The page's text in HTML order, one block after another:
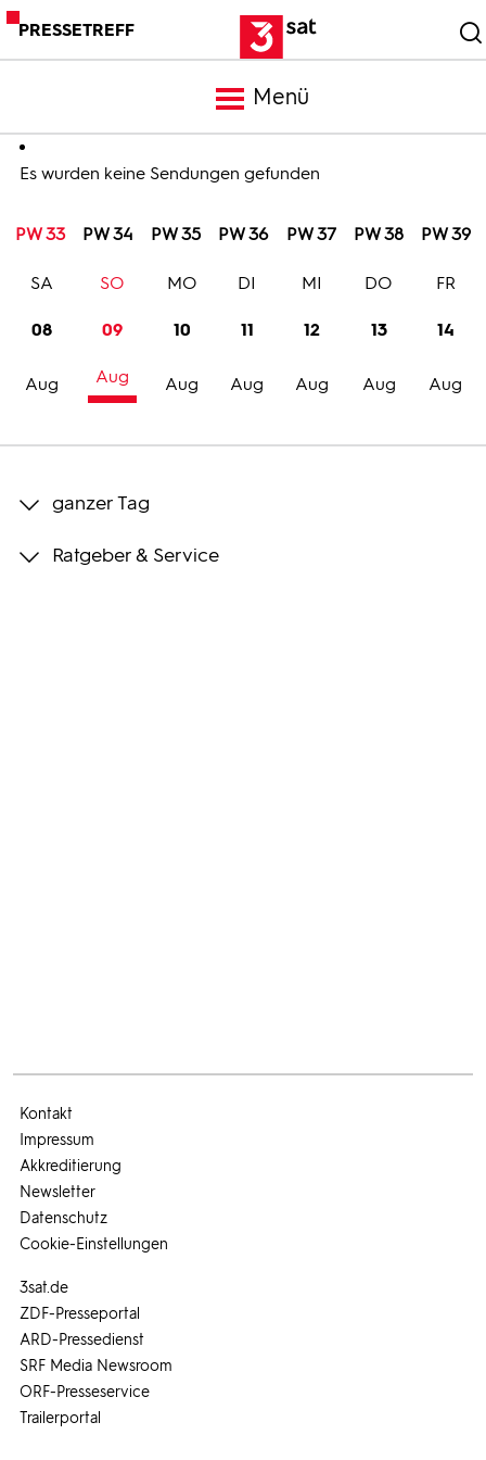
PRESSETREFF
Menü
Meldungen
Programm
Trailer
Bilder
Es wurden keine Sendungen gefunden
PW 33 PW 34 PW 35 PW 36 PW 37 PW 38 PW 39
08
Aug
SA
09
Aug
SO
10
Aug
MO
11
Aug
DI
12
Aug
MI
13
Aug
DO
14
Aug
FR
ganzer Tag
Ratgeber & Service
3sat.de
ZDF-Presseportal
ARD-Pressedienst
SRF Media Newsroom
ORF-Presseservice
Trailerportal
Kontakt
Impressum
Akkreditierung
Newsletter
Datenschutz
Cookie-Einstellungen